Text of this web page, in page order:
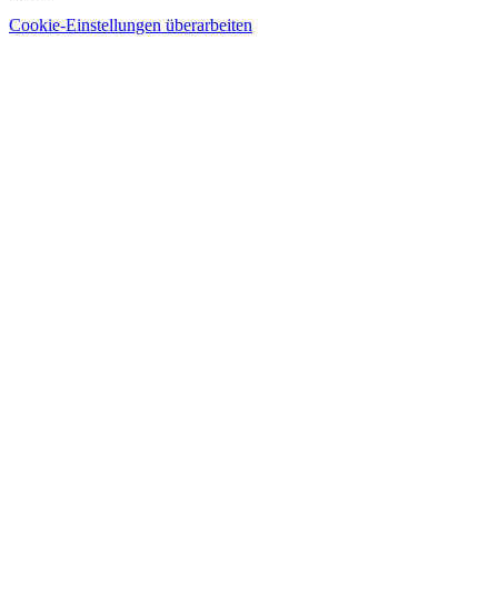
Cookie-Einstellungen überarbeiten